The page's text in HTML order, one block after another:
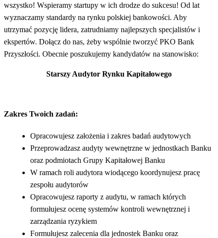
wszystko! Wspieramy startupy w ich drodze do sukcesu! Od lat
wyznaczamy standardy na rynku polskiej bankowości. Aby
utrzymać pozycję lidera, zatrudniamy najlepszych specjalistów i
ekspertów. Dołącz do nas, żeby wspólnie tworzyć PKO Bank
Przyszłości. Obecnie poszukujemy kandydatów na stanowisko:
Starszy Audytor Rynku Kapitałowego
Zakres Twoich zadań:
Opracowujesz założenia i zakres badań audytowych
Przeprowadzasz audyty wewnętrzne w jednostkach Banku
oraz podmiotach Grupy Kapitałowej Banku
W ramach roli audytora wiodącego koordynujesz pracę
zespołu audytorów
Opracowujesz raporty z audytu, w ramach których
formułujesz ocenę systemów kontroli wewnętrznej i
zarządzania ryzykiem
Formułujesz zalecenia dla jednostek Banku oraz